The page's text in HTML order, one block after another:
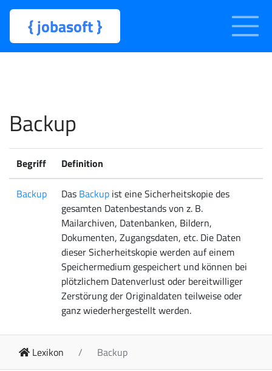
{jobasoft}
Backup
Begriff Definition
Backup Das Backup ist eine Sicherheitskopie des
gesamten Datenbestands von z. B.
Mailarchiven, Datenbanken, Bildern,
Dokumenten, Zugangsdaten, etc. Die Daten
dieser Sicherheitskopie werden auf einem
Speichermedium gespeichert und können bei
plötzlichem Datenverlust oder bereitwilliger
Zerstörung der Originaldaten teilweise oder
ganz wiederhergestellt werden.
Lexikon Backup